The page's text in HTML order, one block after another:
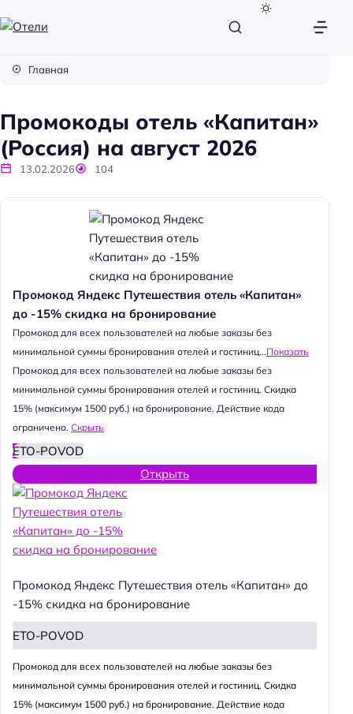
и
Главная
Промокоды отель «Капитан»
(Россия) на август 2026
13.02.2026 104
Промокод Яндекс Путешествия отель «Капитан»
до -15% скидка на бронирование
Промокод для всех пользователей на любые заказы без
минимальной суммы бронирования отелей и гостиниц...Показать
Промокод для всех пользователей на любые заказы без
минимальной суммы бронирования отелей и гостиниц. Скидка
15% (максимум 1500 руб.) на бронирование. Действие кода
ограничено. Скрыть
ETO-POVOD
Открыть
Промокод Яндекс Путешествия отель «Капитан» до
-15% скидка на бронирование
ETO-POVOD
Промокод для всех пользователей на любые заказы без
минимальной суммы бронирования отелей и гостиниц. Скидка
15% (максимум 1500 руб.) на бронирование. Действие кода